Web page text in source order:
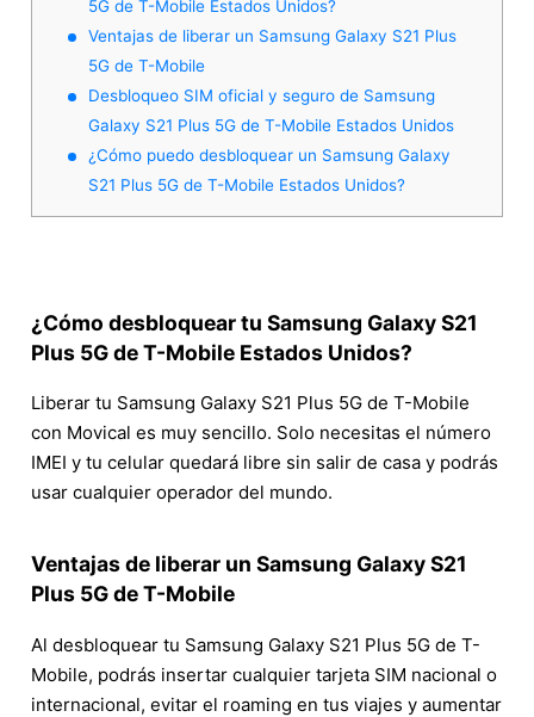
5G de T-Mobile Estados Unidos?
Ventajas de liberar un Samsung Galaxy S21 Plus
5G de T-Mobile
Desbloqueo SIM oficial y seguro de Samsung
Galaxy S21 Plus 5G de T-Mobile Estados Unidos
¿Cómo puedo desbloquear un Samsung Galaxy
S21 Plus 5G de T-Mobile Estados Unidos?
¿Cómo desbloquear tu Samsung Galaxy S21
Plus 5G de T-Mobile Estados Unidos?
Liberar tu Samsung Galaxy S21 Plus 5G de T-Mobile
con Movical es muy sencillo. Solo necesitas el número
IMEI y tu celular quedará libre sin salir de casa y podrás
usar cualquier operador del mundo.
Ventajas de liberar un Samsung Galaxy S21
Plus 5G de T-Mobile
Al desbloquear tu Samsung Galaxy S21 Plus 5G de T-
Mobile, podrás insertar cualquier tarjeta SIM nacional o
internacional, evitar el roaming en tus viajes y aumentar